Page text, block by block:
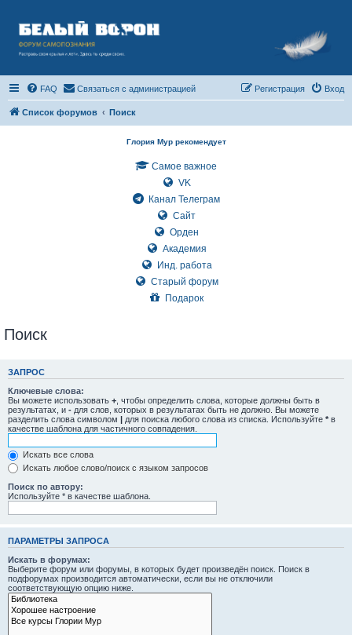
FAQ Связаться с администрацией Вход
Регистрация
Список форумов Поиск
Глория Мур рекомендует
Самое важное
VK
Канал Телеграм
Сайт
Орден
Академия
Инд. работа
Старый форум
Подарок
Поиск
ЗАПРОС
Ключевые слова:
Вы можете использовать + , чтобы определить слова, которые должны быть в
результатах, и - для слов, которых в результатах быть не должно. Вы можете
разделить слова символом | для поиска любого слова из списка. Используйте * в
качестве шаблона для частичного совпадения.
Искать все слова
Искать любое слово/поиск с языком запросов
Поиск по автору:
Используйте * в качестве шаблона.
ПАРАМЕТРЫ ЗАПРОСА
Искать в форумах:
Выберите форум или форумы, в которых будет произведён поиск. Поиск в
подфорумах производится автоматически, если вы не отключили
соответствующую опцию ниже.